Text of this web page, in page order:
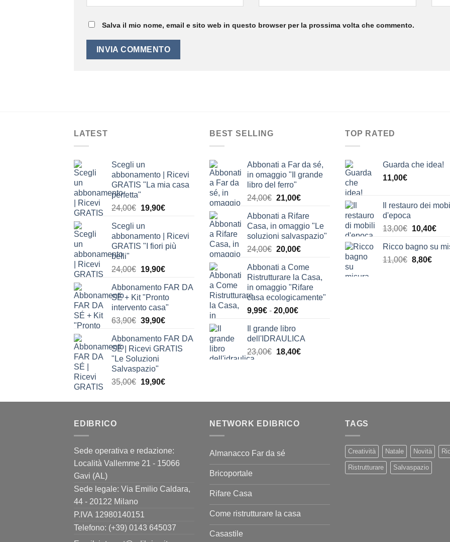
Salva il mio nome, email e sito web in questo browser per la prossima volta che commento.
LATEST
Scegli un
abbonamento | Ricevi
GRATIS "La mia casa
perfetta"
24,00€ Il
originale
era:
24,00€.
19,90€Il
è:
19,90€.
Scegli un
abbonamento | Ricevi
GRATIS "I fiori più
belli"
24,00€ Il
originale
era:
24,00€.
19,90€Il
attuale
è:
19,90€.
Abbonamento FAR DA
SÉ + Kit "Pronto
intervento casa"
63,90€ Il
originale
era:
63,90€.
39,90€Il
attuale
è:
Abbonamento FAR DA
SÉ | Ricevi GRATIS
"Le Soluzioni
Salvaspazio"
35,00€ Il
originale
19,90€Il
attuale
BEST SELLING
Abbonati a Far da sé,
in omaggio "Il grande
libro del ferro"
24,00€ Il
originale
era:
24,00€.
21,00€Il
attuale
è:
21,00€.
Abbonati a Rifare
Casa, in omaggio "Le
soluzioni salvaspazio"
24,00€ Il
originale
era:
24,00€.
20,00€Il
attuale
è:
20,00€.
Abbonati a Come
Ristrutturare la Casa,
in omaggio "Rifare
casa ecologicamente"
9,99€ - 20,00€Fascia
da
9,99€
Il grande libro
dell'IDRAULICA
23,00€ Il
18,40€Il
TOP RATED
Guarda che idea!
11,00€
Il restauro dei
d'epoca
13,00€ Il
originale
era:
10,40€Il
Ricco bagno su
11,00€ Il
8,80€Il
EDIBRICO
Sede operativa e redazione:
Località Vallemme 21 - 15066
Gavi (AL)
Sede legale: Via Emilio Caldara,
44 - 20122 Milano
P.IVA 12980140151
Telefono: (+39) 0143 645037
NETWORK EDIBRICO
Almanacco Far da sé
Bricoportale
Rifare Casa
Come ristrutturare la casa
Casastile
TAGS
Creatività Natale Novità
Ristrutturare Salvaspazio